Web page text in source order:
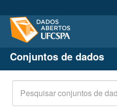
Conjuntos de dados
Organizações
Grupos
Sobre
Conjuntos de dados